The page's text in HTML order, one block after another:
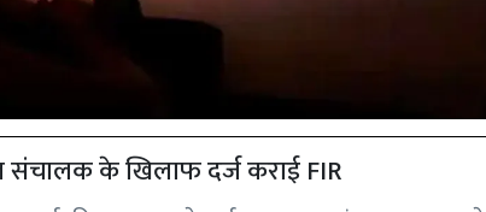
संचालक के खिलाफ दर्ज कराई FIR